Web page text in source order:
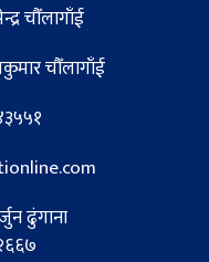
चौँलागाँई
चौँलागाँई
ढुंगाना